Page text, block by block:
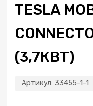
TESLA
(3,7КВТ)
Артикул: 33455-1-1